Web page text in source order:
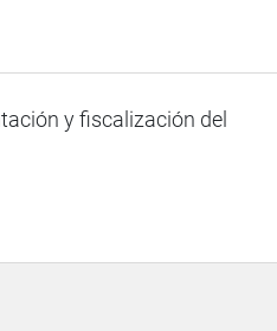
y fiscalización del